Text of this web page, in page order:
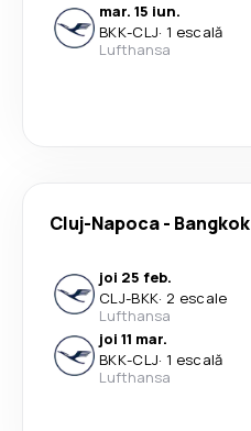
mar. 15 iun.
BKK-CLJ· 1 escală
Lufthansa
Cluj-Napoca- Bangkok
joi 25 feb.
CLJ-BKK· 2 escale
Lufthansa
joi 11 mar.
BKK-CLJ· 1 escală
Lufthansa